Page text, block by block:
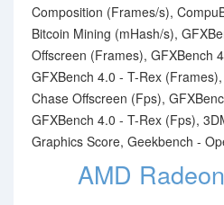
Composition (Frames/s),
Bitcoin Mining (mHash/s),
Offscreen (Frames), GFXBench
GFXBench 4.0 - T-Rex
Chase Offscreen (Fps),
GFXBench 4.0 - T-Rex (Fps),
Graphics Score, Geekbench -
AMD